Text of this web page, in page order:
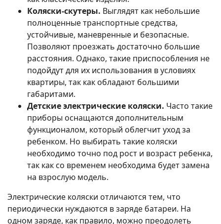
Коляски-скутеры. Выглядят как небольшие
полноценные транспортные средства,
устойчивые, маневренные и безопасные.
Позволяют проезжать достаточно большие
расстояния. Однако, такие приспособления не
подойдут для их использования в условиях
квартиры, так как обладают большими
габаритами.
Детские электрические коляски. Часто такие
приборы оснащаются дополнительным
функционалом, который облегчит уход за
ребенком. Но выбирать такие коляски
необходимо точно под рост и возраст ребенка,
так как со временем необходима будет замена
на взрослую модель.
Электрические коляски отличаются тем, что
периодически нуждаются в заряде батареи. На
одном заряде, как правило, можно преодолеть